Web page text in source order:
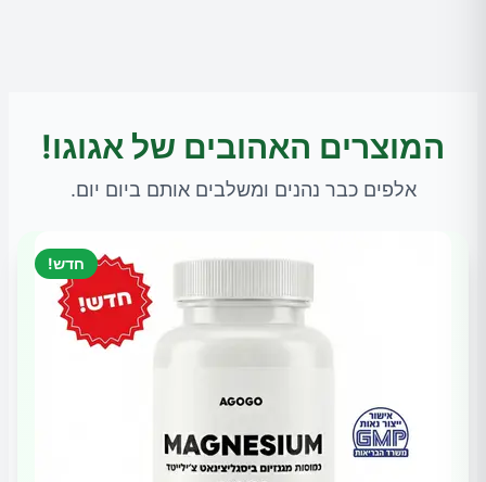
המוצרים האהובים של אגוגו!
אלפים כבר נהנים ומשלבים אותם ביום יום.
חדש!